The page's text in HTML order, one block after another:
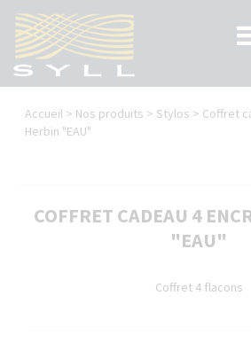
contenu
principal
Vous
êtes
Accueil > Nos produits > Stylos > Coffret
Herbin "EAU"
COFFRET CADEAU 4
"EAU"
Coffret 4 flacons